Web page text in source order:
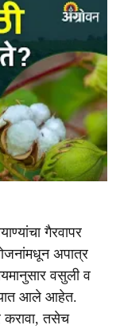
गैरवापर
अपात्र
वसुली व
आले आहेत.
तसेच